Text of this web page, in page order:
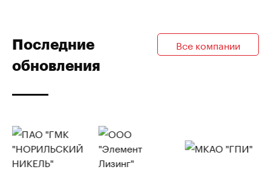
Последние
обновления
Все компании